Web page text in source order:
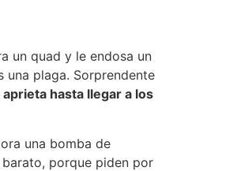
un quad y le endosa un
una plaga. Sorprendente
hasta llegar a los
una bomba de
porque piden por